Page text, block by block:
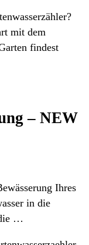
mit dem
findest
– NEW
Ihres
in die
…